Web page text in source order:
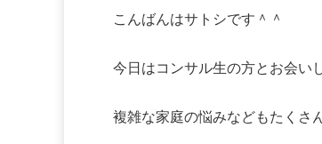
こんばんはサトシです＾＾
今日はコンサル生の方とお会い
複雑な家庭の悩みなどもたくさ